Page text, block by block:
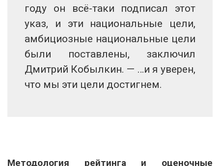
году он всё-таки подписал этот
указ, и эти национальные цели,
амбициозные национальные цели
были поставлены, заключил
Дмитрий Кобылкин. — …и я уверен,
что мы эти цели достигнем.
Методология рейтинга и оценочные